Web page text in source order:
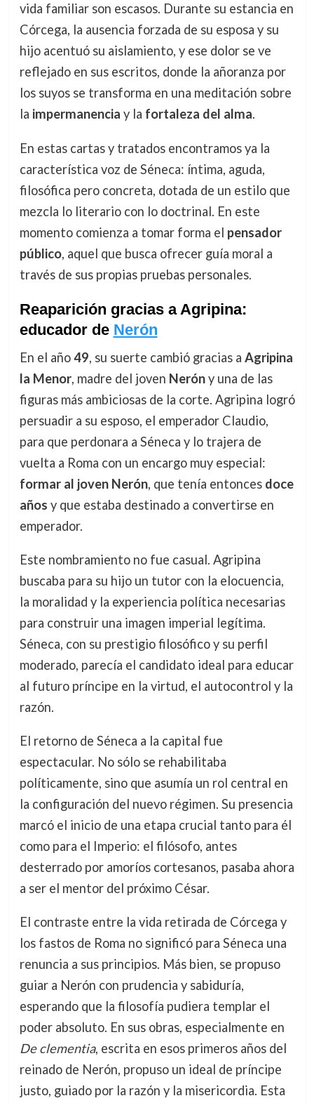
vida familiar son escasos. Durante su estancia en
Córcega, la ausencia forzada de su esposa y su
hijo acentuó su aislamiento, y ese dolor se ve
reflejado en sus escritos, donde la añoranza por
los suyos se transforma en una meditación sobre
la impermanencia y la fortaleza del alma.
En estas cartas y tratados encontramos ya la
característica voz de Séneca: íntima, aguda,
filosófica pero concreta, dotada de un estilo que
mezcla lo literario con lo doctrinal. En este
momento comienza a tomar forma el pensador
público, aquel que busca ofrecer guía moral a
través de sus propias pruebas personales.
Reaparición gracias a Agripina:
educador de Nerón
En el año49, su suerte cambió gracias a Agripina
la Menor, madre del joven Neróny una de las
figuras más ambiciosas de la corte. Agripina logró
persuadir a su esposo, el emperador Claudio,
para que perdonara a Séneca y lo trajera de
vuelta a Roma con un encargo muy especial:
formar al joven Nerón, que tenía entonces doce
años y que estaba destinado a convertirse en
emperador.
Este nombramiento no fue casual. Agripina
buscaba para su hijo un tutor con la elocuencia,
la moralidad y la experiencia política necesarias
para construir una imagen imperial legítima.
Séneca, con su prestigio filosófico y su perfil
moderado, parecía el candidato ideal para educar
al futuro príncipe en la virtud, el autocontrol y la
razón.
El retorno de Séneca a la capital fue
espectacular. No sólo se rehabilitaba
políticamente, sino que asumía un rol central en
la configuración del nuevo régimen. Su presencia
marcó el inicio de una etapa crucial tanto para él
como para el Imperio: el filósofo, antes
desterrado por amoríos cortesanos, pasaba ahora
a ser el mentor del próximo César.
El contraste entre la vida retirada de Córcega y
los fastos de Roma no significó para Séneca una
renuncia a sus principios. Más bien, se propuso
guiar a Nerón con prudencia y sabiduría,
esperando que la filosofía pudiera templar el
poder absoluto. En sus obras, especialmente en
De clementia, escrita en esos primeros años del
reinado de Nerón, propuso un ideal de príncipe
justo, guiado por la razón y la misericordia. Esta